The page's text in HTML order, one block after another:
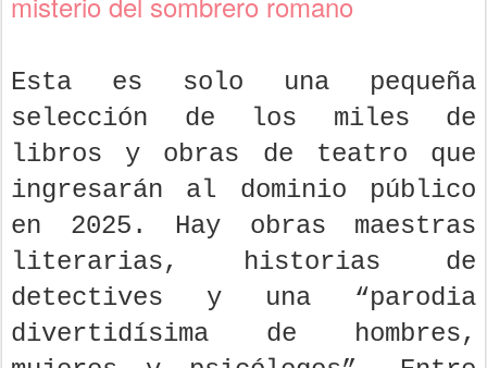
Esta es solo una pequeña
selección de los miles de
libros y obras de teatro que
ingresarán al dominio público
en 2025. Hay obras maestras
literarias, historias de
detectives y una “parodia
divertidísima de hombres,